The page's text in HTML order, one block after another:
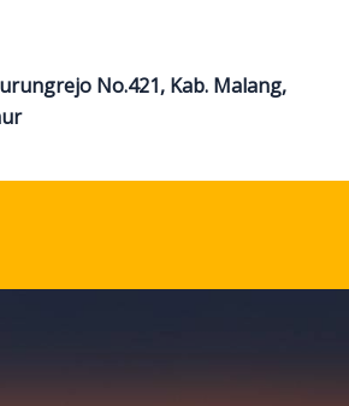
No.421, Kab. Malang,